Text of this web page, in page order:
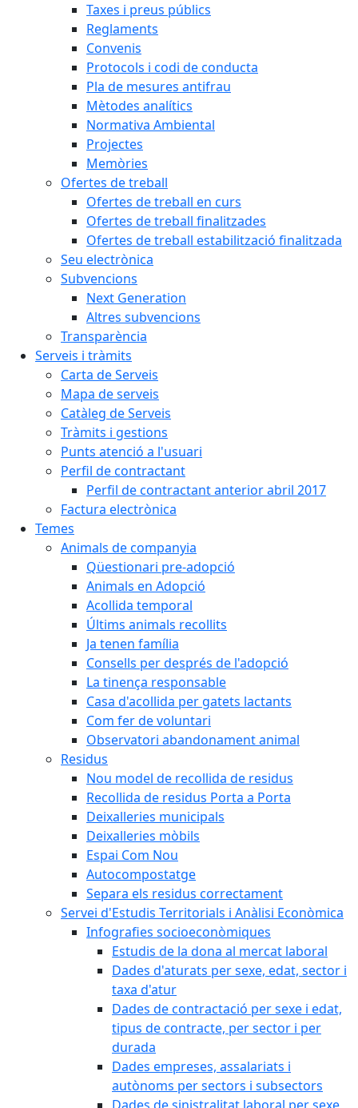
Taxes i preus públics
Reglaments
Convenis
Protocols i codi de conducta
Pla de mesures antifrau
Mètodes analítics
Normativa Ambiental
Projectes
Memòries
Ofertes de treball
Ofertes de treball en curs
Ofertes de treball finalitzades
Ofertes de treball estabilització finalitzada
Seu electrònica
Subvencions
Next Generation
Altres subvencions
Transparència
Serveis i tràmits
Carta de Serveis
Mapa de serveis
Catàleg de Serveis
Tràmits i gestions
Punts atenció a l'usuari
Perfil de contractant
Perfil de contractant anterior abril 2017
Factura electrònica
Temes
Animals de companyia
Qüestionari pre-adopció
Animals en Adopció
Acollida temporal
Últims animals recollits
Ja tenen família
Consells per després de l'adopció
La tinença responsable
Casa d'acollida per gatets lactants
Com fer de voluntari
Observatori abandonament animal
Residus
Nou model de recollida de residus
Recollida de residus Porta a Porta
Deixalleries municipals
Deixalleries mòbils
Espai Com Nou
Autocompostatge
Separa els residus correctament
Servei d'Estudis Territorials i Anàlisi Econòmica
Infografies socioeconòmiques
Estudis de la dona al mercat laboral
Dades d'aturats per sexe, edat, sector i
taxa d'atur
Dades de contractació per sexe i edat,
tipus de contracte, per sector i per
durada
Dades empreses, assalariats i
autònoms per sectors i subsectors